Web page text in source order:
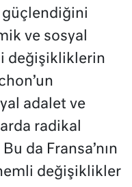
güçlendiğini
ve sosyal
değişikliklerin
adalet ve
radikal
da Fransa’nın
değişiklikler